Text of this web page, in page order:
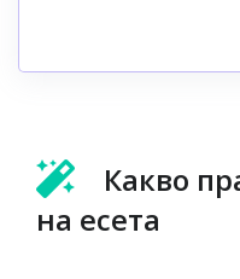
Какво
на есета